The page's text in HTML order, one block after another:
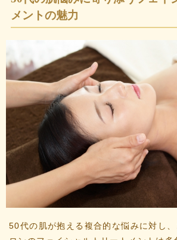
メントの魅力
50代の肌が抱える複合的な悩みに対し